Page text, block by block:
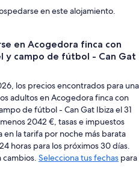
en este alojamiento.
en Acogedora finca con
y campo de fútbol - Can Gat
los precios encontrados para una
adultos en Acogedora finca con
de fútbol - Can Gat Ibiza el 31
2042 €, tasas e impuestos
en la tarifa por noche más barata
horas para los próximos 30 días.
cambios. Selecciona tus fechas para